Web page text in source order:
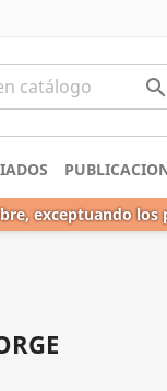

exceptuando los